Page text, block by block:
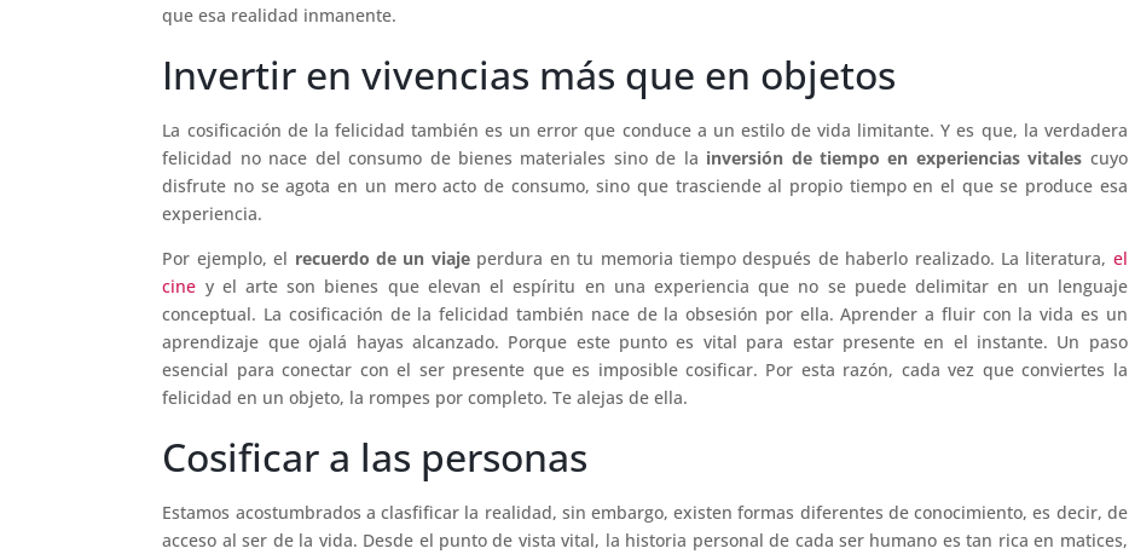
que esa realidad inmanente.
Invertir en vivencias más que en objetos
La cosificación de la felicidad también es un error que conduce a un estilo de vida limitante. Y es que, la verdadera
felicidad no nace del consumo de bienes materiales sino de la inversión de tiempo en experiencias vitales cuyo
disfrute no se agota en un mero acto de consumo, sino que trasciende al propio tiempo en el que se produce esa
experiencia.
Por ejemplo, el recuerdo de un viajeperdura en tu memoria tiempo después de haberlo realizado. La literatura, el
cine y el arte son bienes que elevan el espíritu en una experiencia que no se puede delimitar en un lenguaje
conceptual. La cosificación de la felicidad también nace de la obsesión por ella. Aprender a fluir con la vida es un
aprendizaje que ojalá hayas alcanzado. Porque este punto es vital para estar presente en el instante. Un paso
esencial para conectar con el ser presente que es imposible cosificar. Por esta razón, cada vez que conviertes la
felicidad en un objeto, la rompes por completo. Te alejas de ella.
Cosificar a las personas
Estamos acostumbrados a clasfificar la realidad, sin embargo, existen formas diferentes de conocimiento, es decir, de
acceso al ser de la vida. Desde el punto de vista vital, la historia personal de cada ser humano es tan rica en matices,